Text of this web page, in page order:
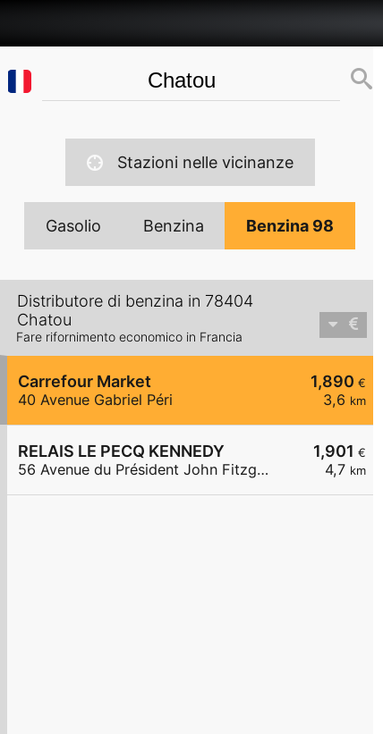
Stazioni nelle vicinanze
Gasolio Benzina Benzina 98
Distributore di benzina in 78404
Chatou
Fare rifornimento economico in Francia
1,890 €
3,6 km
Carrefour Market
40 Avenue Gabriel Péri
1,901 €
4,7 km
RELAIS LE PECQ KENNEDY
56 Avenue du Président John Fitzgerald Kennedy